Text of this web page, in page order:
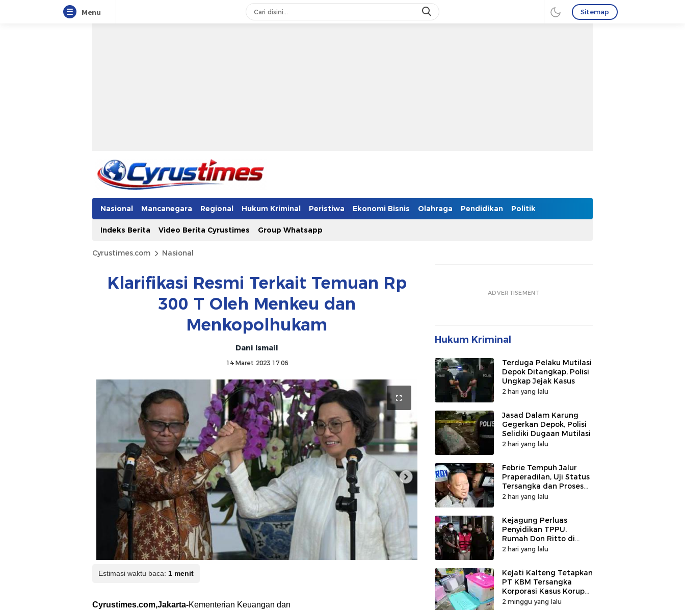
Menu Sitemap
Nasional Mancanegara Regional Hukum Kriminal Peristiwa Ekonomi Bisnis Olahraga Pendidikan Politik
Indeks Berita Video Berita Cyrustimes Group Whatsapp
Cyrustimes.com Nasional
Klarifikasi Resmi Terkait Temuan Rp
300 T Oleh Menkeu dan
Menkopolhukam
Dani Ismail
14 Maret 2023 17:06
Estimasi waktu baca: 1 menit
Cyrustimes.com,Jakarta-Kementerian Keuangan dan
ADVERTISEMENT
Hukum Kriminal
Terduga Pelaku Mutilasi
Depok Ditangkap, Polisi
Ungkap Jejak Kasus
2 hari yang lalu
Jasad Dalam Karung
Gegerkan Depok, Polisi
Selidiki Dugaan Mutilasi
2 hari yang lalu
Febrie Tempuh Jalur
Praperadilan, Uji Status
Tersangka dan Proses
Penyidikan
2 hari yang lalu
Kejagung Perluas
Penyidikan TPPU,
Rumah Don Ritto di
Bandung Digeledah
2 hari yang lalu
Kejati Kalteng Tetapkan
PT KBM Tersangka
Korporasi Kasus Korupsi
Zirkon Rp242 Miliar
2 minggu yang lalu